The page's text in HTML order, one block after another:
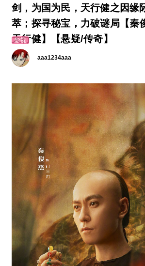
剑，为国为民，天行健之因缘
萃；探寻秘宝，力破谜局【秦
天行健】【悬疑/传奇】
影视
aaa1234aaa